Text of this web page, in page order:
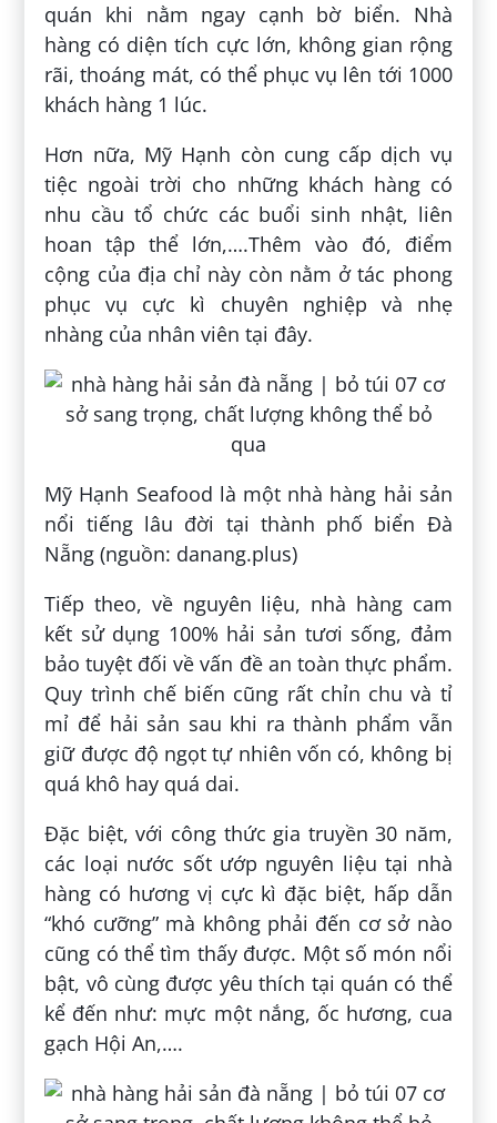
quán khi nằm ngay cạnh bờ biển. Nhà
hàng có diện tích cực lớn, không gian rộng
rãi, thoáng mát, có thể phục vụ lên tới 1000
khách hàng 1 lúc.
Hơn nữa, Mỹ Hạnh còn cung cấp dịch vụ
tiệc ngoài trời cho những khách hàng có
nhu cầu tổ chức các buổi sinh nhật, liên
hoan tập thể lớn,….Thêm vào đó, điểm
cộng của địa chỉ này còn nằm ở tác phong
phục vụ cực kì chuyên nghiệp và nhẹ
nhàng của nhân viên tại đây.
Mỹ Hạnh Seafood là một nhà hàng hải sản
nổi tiếng lâu đời tại thành phố biển Đà
Nẵng (nguồn: danang.plus)
Tiếp theo, về nguyên liệu, nhà hàng cam
kết sử dụng 100% hải sản tươi sống, đảm
bảo tuyệt đối về vấn đề an toàn thực phẩm.
Quy trình chế biến cũng rất chỉn chu và tỉ
mỉ để hải sản sau khi ra thành phẩm vẫn
giữ được độ ngọt tự nhiên vốn có, không bị
quá khô hay quá dai.
Đặc biệt, với công thức gia truyền 30 năm,
các loại nước sốt ướp nguyên liệu tại nhà
hàng có hương vị cực kì đặc biệt, hấp dẫn
“khó cưỡng” mà không phải đến cơ sở nào
cũng có thể tìm thấy được. Một số món nổi
bật, vô cùng được yêu thích tại quán có thể
kể đến như: mực một nắng, ốc hương, cua
gạch Hội An,….